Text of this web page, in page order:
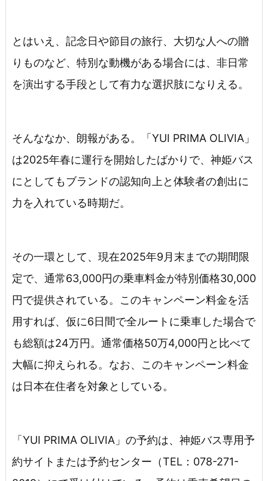
とはいえ、記念日や節目の旅行、大切な人への贈
りものなど、特別な動機がある場合には、非日常
を演出する手段として有力な選択肢になりえる。
そんななか、朗報がある。「YUI PRIMA OLIVIA」
は2025年春に運行を開始したばかりで、神姫バス
にとしてもブランドの認知向上と体験者の創出に
力を入れている時期だ。
その一環として、現在2025年9月末までの期間限
定で、通常63,000円の乗車料金が特別価格30,000
円で提供されている。このキャンペーン料金を活
用すれば、仮に6日間で全ルートに乗車した場合で
も総額は24万円。通常価格50万4,000円と比べて
大幅に抑えられる。なお、このキャンペーン料金
は日本在住者を対象としている。
「YUI PRIMA OLIVIA」の予約は、神姫バス専用予
約サイトまたは予約センター（TEL：078-271-